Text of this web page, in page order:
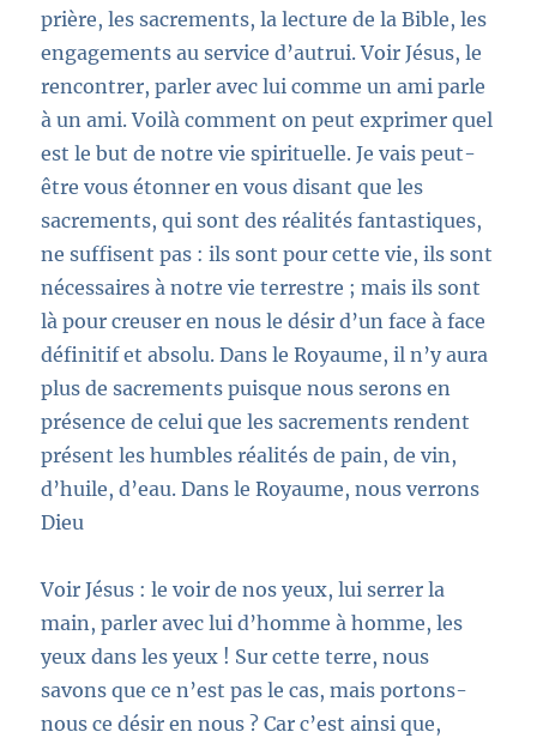
prière, les sacrements, la lecture de la Bible, les
engagements au service d’autrui. Voir Jésus, le
rencontrer, parler avec lui comme un ami parle
àun ami. Voilà comment on peut exprimer quel
est le but de notre vie spirituelle. Je vais peut-
être vous étonner en vous disant que les
sacrements, qui sont des réalités fantastiques,
ne suffisent pas : ils sont pour cette vie, ils sont
nécessaires à notre vie terrestre ; mais ils sont
là pour creuser en nous le désir d’un face à face
définitif et absolu. Dans le Royaume, il n’y aura
plus de sacrements puisque nous serons en
présence de celui que les sacrementsrendent
présent les humbles réalités de pain, de vin,
d’huile, d’eau. Dans le Royaume, nous verrons
Dieu
Voir Jésus :le voir de nos yeux, lui serrer la
main, parler avec lui d’homme à homme, les
yeux dans les yeux ! Sur cette terre, nous
savons que ce n’est pas le cas, mais portons-
nous ce désir en nous ? Car c’est ainsi que,